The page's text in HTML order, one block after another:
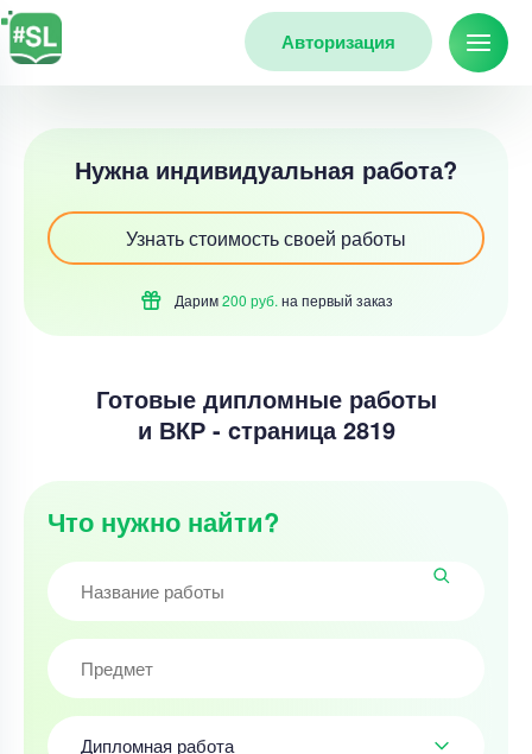
Авторизация
Нужна индивидуальная работа?
Узнать стоимость своей работы
Дарим200 руб. на первый заказ
Готовые дипломные работы
и ВКР - cтраница 2819
Что нужно найти?
Дипломная работа